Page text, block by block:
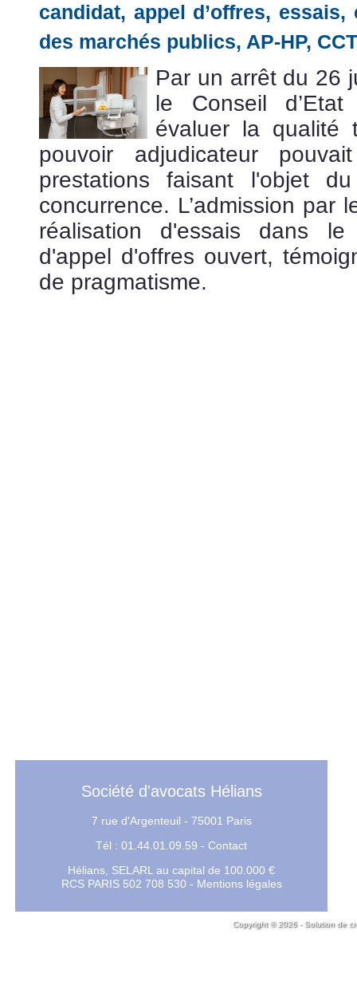
candidat, appel d’offres, essais,
des marchés publics, AP-HP,
Par un arrêt du 26
le Conseil
évaluer la qualité
pouvoir adjudicateur
prestations faisant l'objet
concurrence. L’admission par
réalisation d'essais dans
d'appel d'offres ouvert,
de pragmatisme.
Société d'avocats Hélians
7 rue d'Argenteuil - 75001 Paris
Tél : 01.44.01.09.59 - Contact
Hélians, SELARL au capital de 100.000 €
RCS PARIS 502 708 530 - Mentions légales
Copyright © 2026 - Solution de